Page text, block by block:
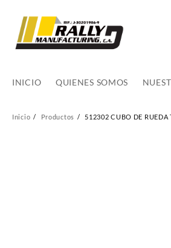
contenido
INICIO QUIENES SOMOS
Inicio Productos 512302 CUBO DE RUEDA